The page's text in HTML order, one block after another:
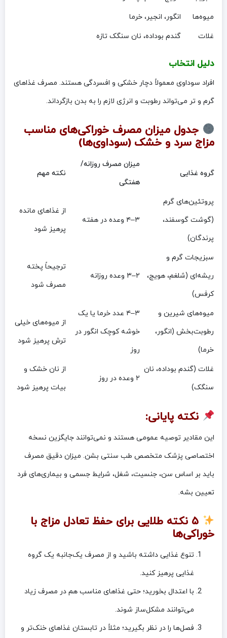
میوه‌ها
انگور، انجیر، خرما
غلات
گندم بوداده، نان سنگک تازه
دلیل انتخاب
افراد سوداوی معمولاً دچار خشکی و افسردگی هستند. مصرف غذاهای
گرم و تر می‌تواند رطوبت و انرژی لازم را به بدن بازگرداند.
جدول میزان مصرف خوراکی‌های مناسب
مزاج سرد و خشک (سوداوی‌ها)
گروه غذایی
میزان مصرف روزانه/
هفتگی
نکته مهم
پروتئین‌های گرم
(گوشت گوسفند،
پرندگان)
۳–۴ وعده در هفته
از غذاهای مانده
پرهیز شود
سبزیجات گرم و
ریشه‌ای (شلغم، هویج،
کرفس)
۲–۳ وعده روزانه
ترجیحاً پخته
مصرف شود
میوه‌های شیرین و
رطوبت‌بخش (انگور،
خرما)
۳–۴ عدد خرما یا یک
خوشه کوچک انگور در
روز
از میوه‌های خیلی
ترش پرهیز شود
غلات (گندم بوداده، نان
سنگک)
۲ وعده در روز
از نان خشک و
بیات پرهیز شود
نکته پایانی:
این مقادیر توصیه عمومی هستند و نمی‌توانند جایگزین نسخه
اختصاصی پزشک متخصص طب سنتی بشن. میزان دقیق مصرف
باید بر اساس سن، جنسیت، شغل، شرایط جسمی و بیماری‌های فرد
تعیین بشه.
۵ نکته طلایی برای حفظ تعادل مزاج با
خوراکی‌ها
تنوع غذایی داشته باشید و از مصرف یک‌جانبه یک گروه
غذایی پرهیز کنید.
با اعتدال بخورید؛ حتی غذاهای مناسب هم در مصرف زیاد
می‌توانند مشکل‌ساز شوند.
فصل‌ها را در نظر بگیرید؛ مثلاً در تابستان غذاهای خنک‌تر و